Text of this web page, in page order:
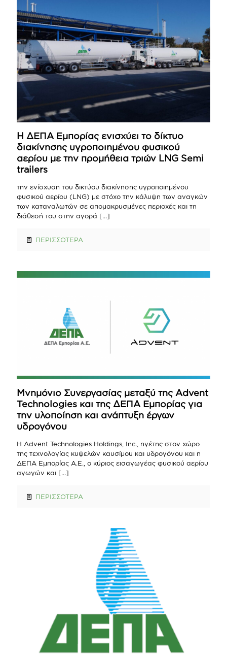
Η ΔΕΠΑ Εμπορίας ενισχύει το δίκτυο
διακίνησης υγροποιημένου φυσικού
αερίου με την προμήθεια τριών LNG Semi
trailers
την ενίσχυση του δικτύου διακίνησης υγροποιημένου
φυσικού αερίου (LNG) με στόχο την κάλυψη των αναγκών
των καταναλωτών σε απομακρυσμένες περιοχές και τη
διάθεσή του στην αγορά […]
ΠΕΡΙΣΣΟΤΕΡΑ
Μνημόνιο Συνεργασίας μεταξύ της Advent
Technologies και της ΔΕΠΑ Εμπορίας για
την υλοποίηση και ανάπτυξη έργων
υδρογόνου
Η Advent Technologies Holdings, Inc., ηγέτης στον χώρο
της τεχνολογίας κυψελών καυσίμου και υδρογόνου και η
ΔΕΠΑ Εμπορίας Α.Ε., ο κύριος εισαγωγέας φυσικού αερίου
αγωγών και […]
ΠΕΡΙΣΣΟΤΕΡΑ